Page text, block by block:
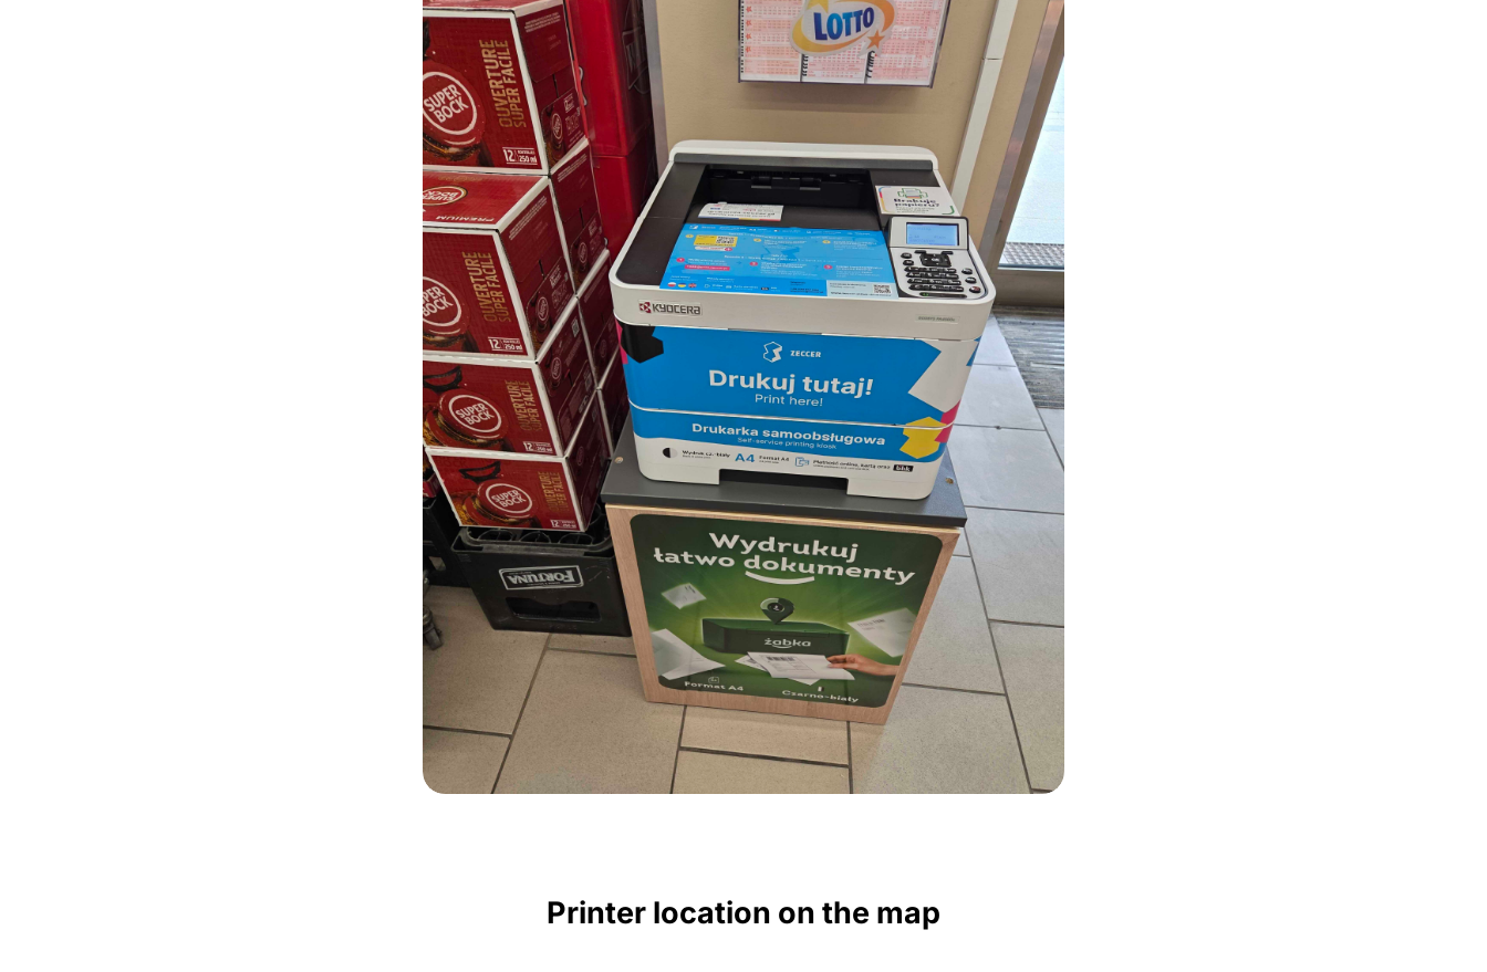
Printer location on the map